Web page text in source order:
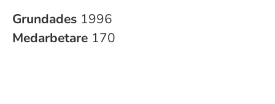
Grundades 1996
Medarbetare 170